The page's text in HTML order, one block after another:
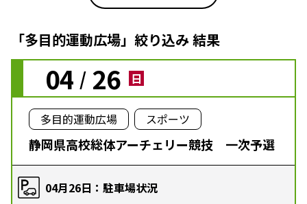
「多目的運動広場」絞り込み 結果
04 / 26 日
多目的運動広場 スポーツ
静岡県高校総体アーチェリー競技 一次予選
04月26日：駐車場状況